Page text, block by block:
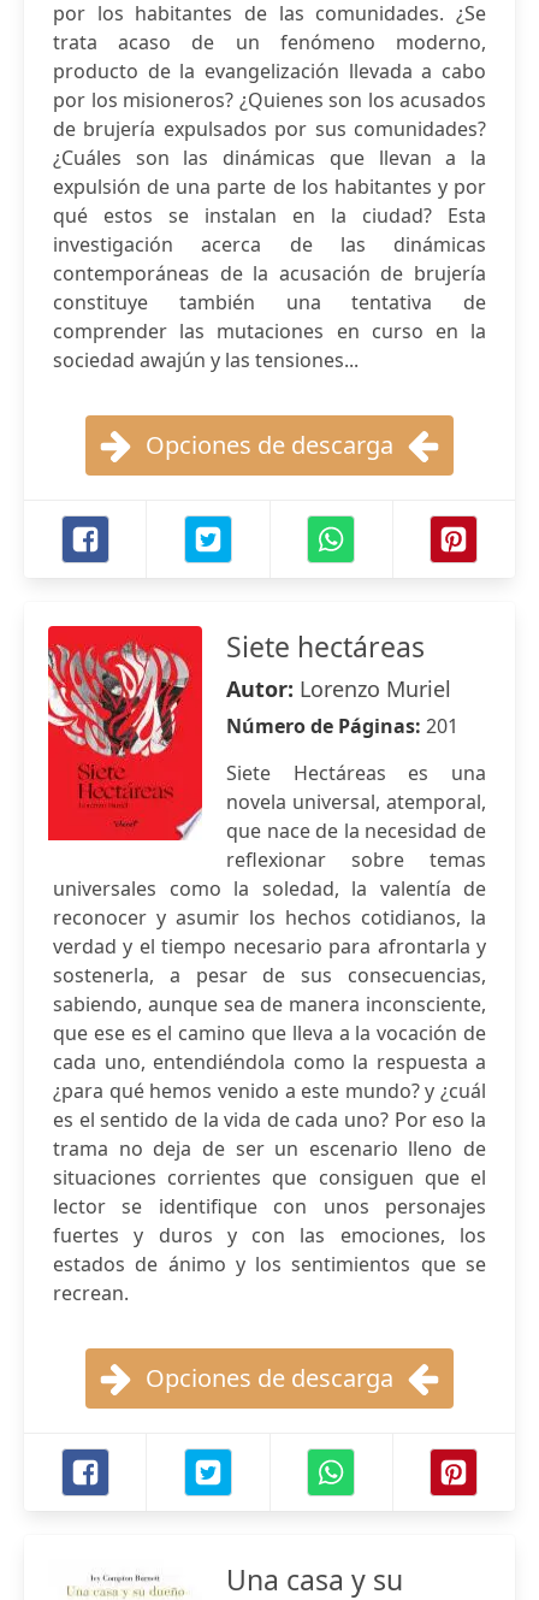
por los habitantes de las comunidades. ¿Se
trata acaso de un fenómeno moderno,
producto de la evangelización llevada a cabo
por los misioneros? ¿Quienes son los acusados
de brujería expulsados por sus comunidades?
¿Cuáles son las dinámicas que llevan a la
expulsión de una parte de los habitantes y por
qué estos se instalan en la ciudad? Esta
investigación acerca de las dinámicas
contemporáneas de la acusación de brujería
constituye también una tentativa de
comprender las mutaciones en curso en la
sociedad awajún y las tensiones...
Opciones de descarga
Siete hectáreas
Autor: Lorenzo Muriel
Número de Páginas: 201
Siete Hectáreas es una
novela universal, atemporal,
que nace de la necesidad de
reflexionar sobre temas
universales como la soledad, la valentía de
reconocer y asumir los hechos cotidianos, la
verdad y el tiempo necesario para afrontarla y
sostenerla, a pesar de sus consecuencias,
sabiendo, aunque sea de manera inconsciente,
que ese es el camino que lleva a la vocación de
cada uno, entendiéndola como la respuesta a
¿para qué hemos venido a este mundo? y ¿cuál
es el sentido de la vida de cada uno? Por eso la
trama no deja de ser un escenario lleno de
situaciones corrientes que consiguen que el
lector se identifique con unos personajes
fuertes y duros y con las emociones, los
estados de ánimo y los sentimientos que se
recrean.
Opciones de descarga
Una casa y su